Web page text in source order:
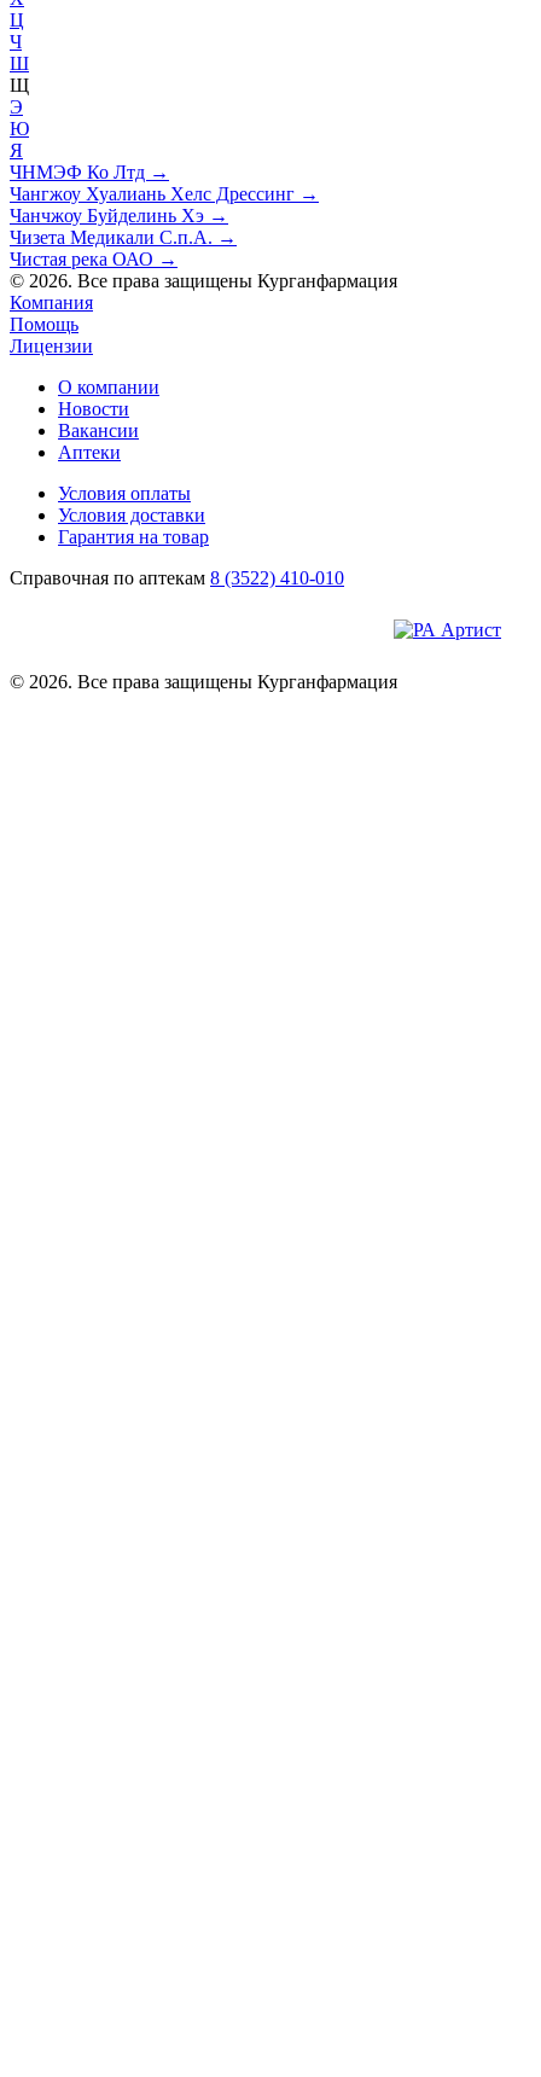
Ц
Ч
Ш
Щ
Э
Ю
Я
ЧНМЭФ Ко Лтд →
Чангжоу Хуалиань Хелс Дрессинг →
Чанчжоу Буйделинь Хэ →
Чизета Медикали С.п.А. →
Чистая река ОАО →
© 2026. Все права защищены Курганфармация
Компания
Помощь
Лицензии
О компании
Новости
Вакансии
Аптеки
Условия оплаты
Условия доставки
Гарантия на товар
Справочная по аптекам 8 (3522) 410-010
© 2026. Все права защищены Курганфармация